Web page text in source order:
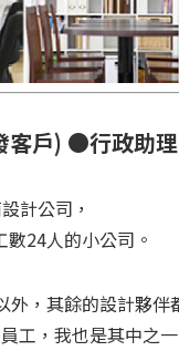
客戶) ●行政助
計公司，
24人的小公司。
，其餘的設計夥伴
工，我也是其中之一